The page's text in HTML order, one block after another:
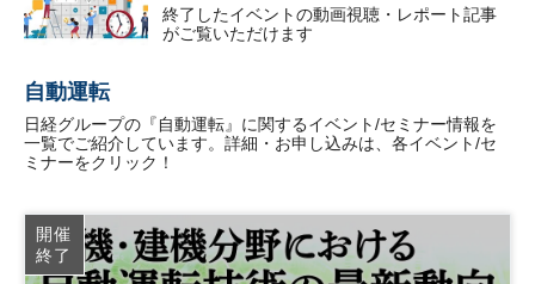
終了したイベントの動画視聴・レポート記事
がご覧いただけます
自動運転
日経グループの『自動運転』に関するイベント/セミナー情報を
一覧でご紹介しています。詳細・お申し込みは、各イベント/セ
ミナーをクリック！
開催
終了